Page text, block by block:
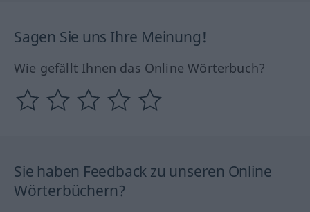
Sagen Sie uns Ihre Meinung!
Wie gefällt Ihnen das Online Wörterbuch?
Sie haben Feedback zu unseren Online
Wörterbüchern?